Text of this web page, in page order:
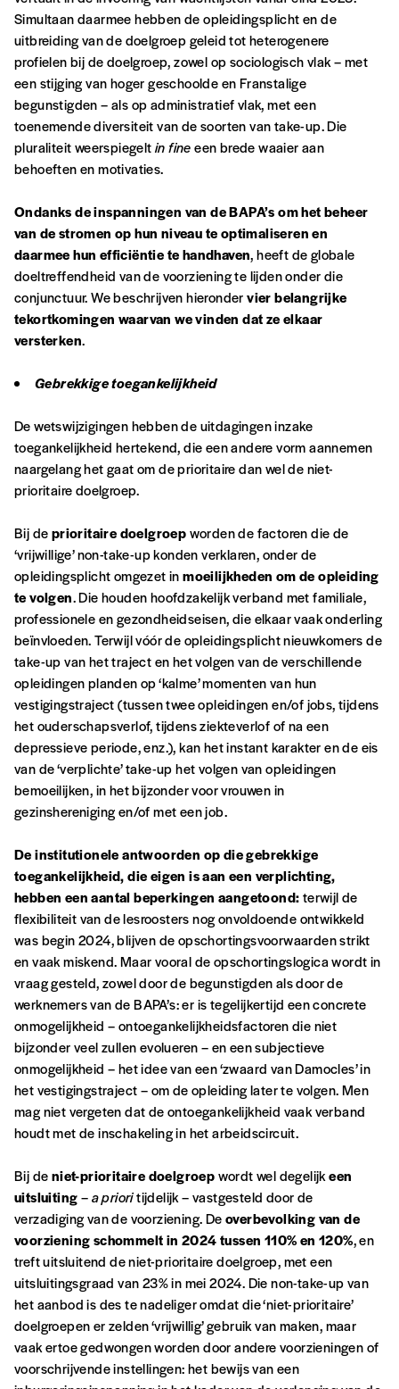
Édition papier (livraison en Belgique
uniquement)
Quantité
AJOUTER
Édition numérique
AJOUTER
Offre découverte
Vous souhaitez découvrirImag? Nous vous
offrons les deux derniers numéros publiés.
Je souhaite bénéficier de l’offre
découverte
Cadeau
Faites découvrir l'Imagà un·e ami·e et offrez-
lui un abonnement ou numéro au choix.
J’offre un abonnement (5
numéros)
J’offre le(s) numéro(s)
Vos coordonnées
Prénom*
Nom
Organisation
TVA
Téléphone
*
Rue
Simultaan daarmee hebben de opleidingsplicht en de
uitbreiding van de doelgroep geleid tot heterogenere
profielen bij de doelgroep, zowel op sociologisch vlak – met
een stijging van hoger geschoolde en Franstalige
begunstigden – als op administratief vlak, met een
toenemende diversiteit van de soorten van take-up. Die
pluraliteit weerspiegeltin fineeen brede waaier aan
behoeften en motivaties.
Ondanks de inspanningen van de BAPA’s om het beheer
van de stromen op hun niveau te optimaliseren en
daarmee hun efficiëntie te handhaven, heeft de globale
doeltreffendheid van de voorziening te lijden onder die
conjunctuur. We beschrijven hierondervier belangrijke
tekortkomingen waarvan we vinden dat ze elkaar
versterken.
Gebrekkige toegankelijkheid
De wetswijzigingen hebben de uitdagingen inzake
toegankelijkheid hertekend, die een andere vorm aannemen
naargelang het gaat om de prioritaire dan wel de niet-
prioritaire doelgroep.
Bij deprioritaire doelgroepworden de factoren die de
‘vrijwillige’ non-take-up konden verklaren, onder de
opleidingsplicht omgezet inmoeilijkheden om de opleiding
te volgen. Die houden hoofdzakelijk verband met familiale,
professionele en gezondheidseisen, die elkaar vaak onderling
beïnvloeden. Terwijl vóór de opleidingsplicht nieuwkomers de
take-up van het traject en het volgen van de verschillende
opleidingen planden op ‘kalme’ momenten van hun
vestigingstraject (tussen twee opleidingen en/of jobs, tijdens
het ouderschapsverlof, tijdens ziekteverlof of na een
depressieve periode, enz.), kan het instant karakter en de eis
van de ‘verplichte’ take-up het volgen van opleidingen
bemoeilijken, in het bijzonder voor vrouwen in
gezinshereniging en/of met een job.
De institutionele antwoorden op die gebrekkige
toegankelijkheid, die eigen is aan een verplichting,
hebben een aantal beperkingen aangetoond:terwijl de
flexibiliteit van de lesroosters nog onvoldoende ontwikkeld
was begin 2024, blijven de opschortingsvoorwaarden strikt
en vaak miskend. Maar vooral de opschortingslogica wordt in
vraag gesteld, zowel door de begunstigden als door de
werknemers van de BAPA’s: er is tegelijkertijd een concrete
onmogelijkheid – ontoegankelijkheidsfactoren die niet
bijzonder veel zullen evolueren – en een subjectieve
onmogelijkheid – het idee van een ‘zwaard van Damocles’ in
het vestigingstraject – om de opleiding later te volgen. Men
mag niet vergeten dat de ontoegankelijkheid vaak verband
houdt met de inschakeling in het arbeidscircuit.
Bij deniet-prioritaire doelgroepwordt wel degelijkeen
uitsluiting–a prioritijdelijk – vastgesteld door de
verzadiging van de voorziening. Deoverbevolking van de
voorziening schommelt in 2024 tussen 110% en 120%, en
treft uitsluitend de niet-prioritaire doelgroep, met een
uitsluitingsgraad van 23% in mei 2024. Die non-take-up van
het aanbod is des te nadeliger omdat die ‘niet-prioritaire’
doelgroepen er zelden ‘vrijwillig’ gebruik van maken, maar
vaak ertoe gedwongen worden door andere voorzieningen of
voorschrijvende instellingen: het bewijs van een